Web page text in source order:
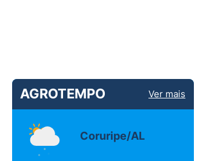
AGROTEMPO Ver mais
Coruripe/AL